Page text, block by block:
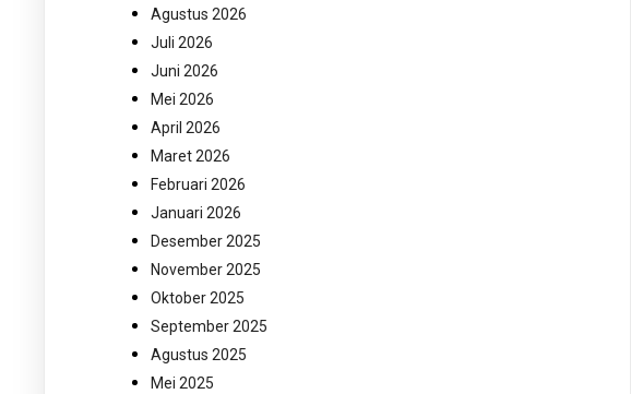
Agustus 2026
Juli 2026
Juni 2026
Mei 2026
April 2026
Maret 2026
Februari 2026
Januari 2026
Desember 2025
November 2025
Oktober 2025
September 2025
Agustus 2025
Mei 2025